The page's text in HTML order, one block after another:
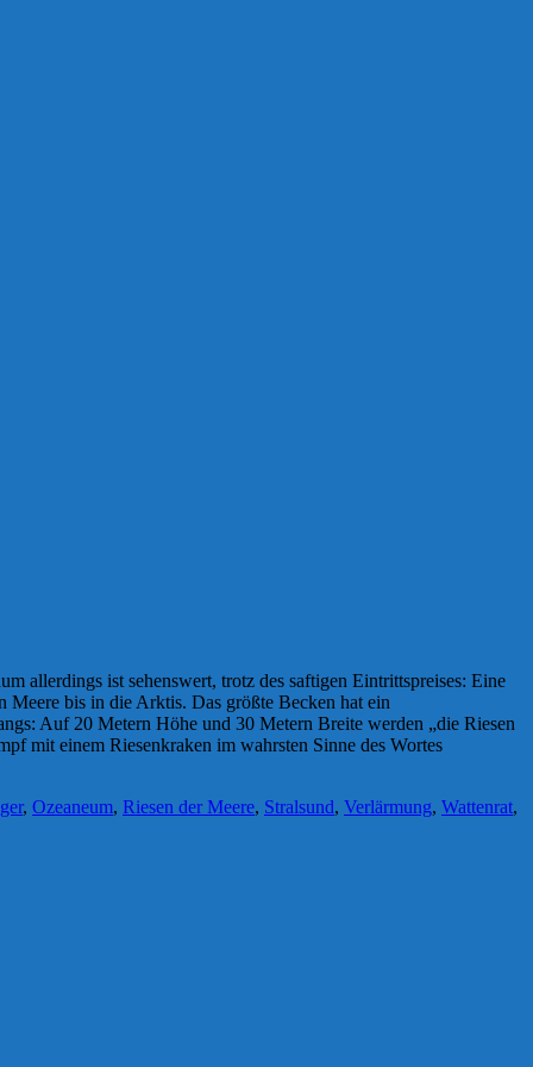
allerdings ist sehenswert, trotz des saftigen Eintrittspreises: Eine
Meere bis in die Arktis. Das größte Becken hat ein
Auf 20 Metern Höhe und 30 Metern Breite werden „die Riesen
mit einem Riesenkraken im wahrsten Sinne des Wortes
, Ozeaneum, Riesen der Meere, Stralsund, Verlärmung, Wattenrat,